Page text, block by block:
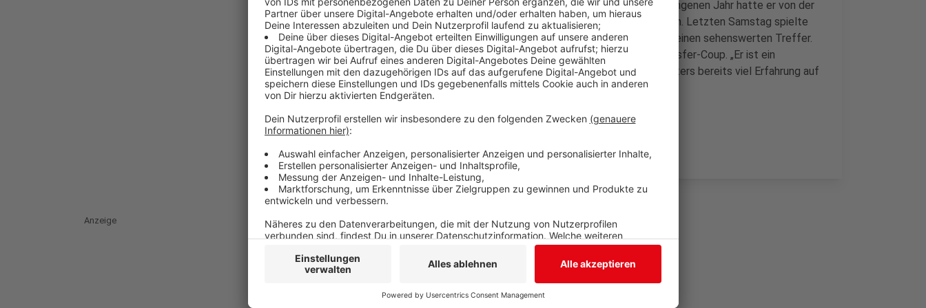
gebürtige Mainzer ist 26 Jahre alt und zwei Meter groß. Im vergangenen Jahr hatte er von der
Handball-Liga die Auszeichnung „Härtester Wurf der Liga“ erhalten. Letzten Samstag spielte
er noch mit seinem aktuellen Verein gegen Ferndorf und erzielte einen sehenswerten Treffer.
Ferndorfs Sportlicher Leiter Mirza Sijaric freut sich über den Transfer-Coup. „Er ist ein
erstklassig ausgebildeter Spieler, der trotz seines noch jungen Alters bereits viel Erfahrung auf
sehr hohem Niveau gesammelt hat“.
Anzeige
Anzeige